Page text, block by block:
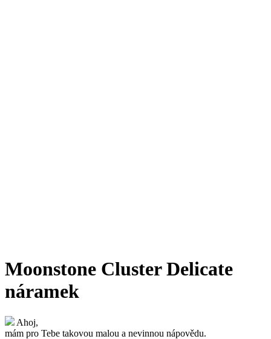
Moonstone Cluster Delicate
náramek
Ahoj,
mám pro Tebe takovou malou a nevinnou nápovědu.